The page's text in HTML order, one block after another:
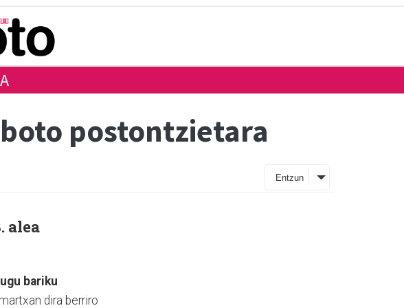
postontzietara
Entzun
alea
bariku
dira berriro